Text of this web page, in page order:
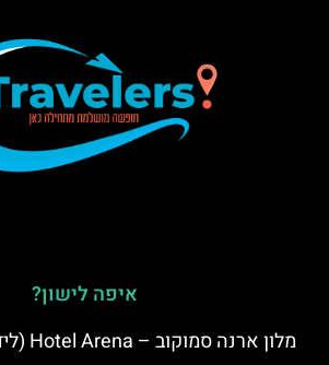
איפה לישון?
מלון ארנה סמוקוב – Hotel Arena (ליד בורובץ)